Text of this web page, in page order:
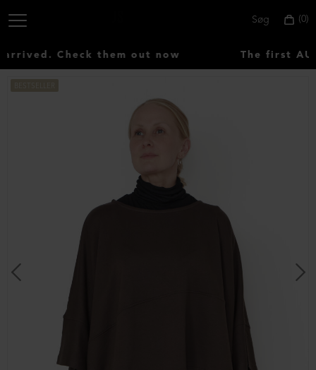
0
Søg
Check them out now The first